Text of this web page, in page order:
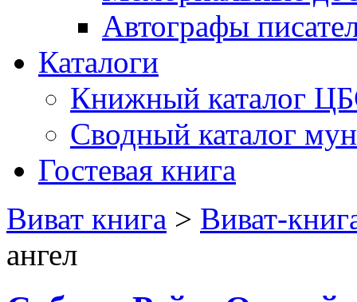
Автографы
Каталоги
Книжный каталог
Сводный каталог
Гостевая книга
Виват книга > Виват-
ангел